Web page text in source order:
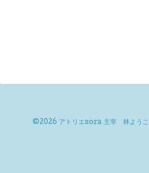
©2026 アトリエsora 主宰 林ようこ